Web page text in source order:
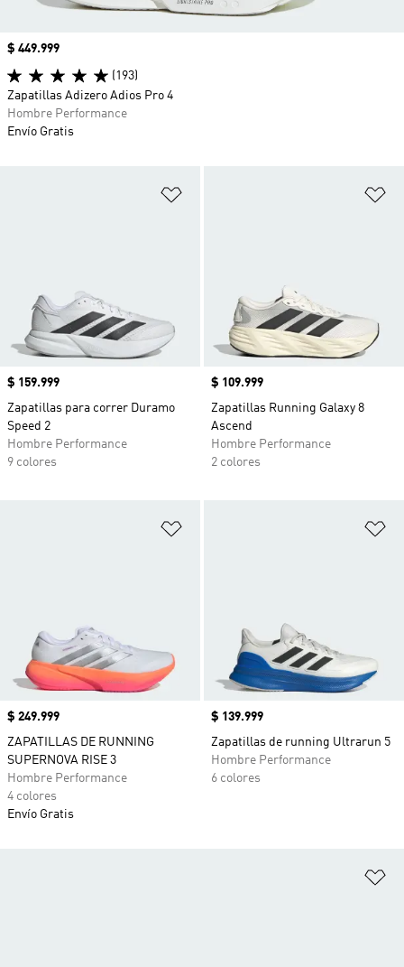
Precio
$ 159.999
Zapatillas para correr Duramo
Speed 2
Hombre Performance
9 colores
Precio
$ 109.999
Zapatillas Running Galaxy 8
Ascend
Hombre Performance
2 colores
Precio
$ 249.999
ZAPATILLAS DE RUNNING
SUPERNOVA RISE 3
Hombre Performance
4 colores
Envío Gratis
Precio
$ 139.999
Zapatillas de running Ultrarun 5
Hombre Performance
6 colores
Precio
$ 449.999
(193)
Zapatillas Adizero Adios Pro 4
Hombre Performance
Envío Gratis